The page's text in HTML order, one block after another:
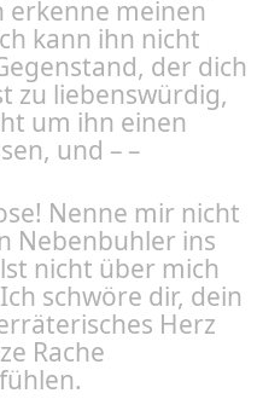
erkenne meinen
kann ihn nicht
der dich
zu liebenswürdig,
um ihn einen
und – –
Nenne mir nicht
Nebenbuhler ins
nicht über mich
schwöre dir, dein
Herz
Rache